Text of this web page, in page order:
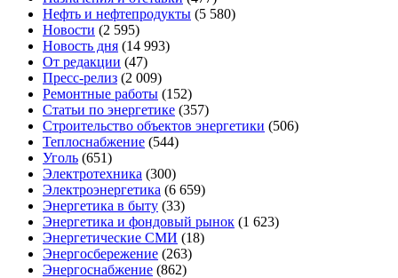
Нефть и нефтепродукты (5 580)
Новости (2 595)
Новость дня (14 993)
От редакции (47)
Пресс-релиз (2 009)
Ремонтные работы (152)
Статьи по энергетике (357)
Строительство объектов энергетики (506)
Теплоснабжение (544)
Уголь (651)
Электротехника (300)
Электроэнергетика (6 659)
Энергетика в быту (33)
Энергетика и фондовый рынок (1 623)
Энергетические СМИ (18)
Энергосбережение (263)
Энергоснабжение (862)